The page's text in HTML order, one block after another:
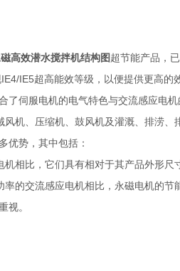
高效潜水搅拌机结构图超节能产品，
IE5超高能效等级，以便提供更高的
了伺服电机的电气特色与交流感应电
风机、压缩机、鼓风机及灌溉、排涝
优势，其中包括：
机相比，它们具有相对于其产品外形
率的交流感应电机相比，永磁电机的
视。